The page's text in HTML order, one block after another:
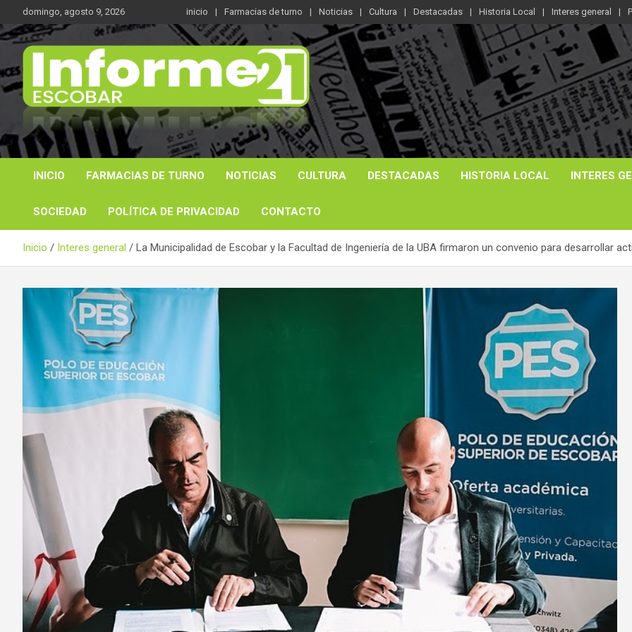
al
contenido
domingo, agosto 9, 2026 inicio Farmacias de turno Noticias Cultura Destacadas Historia Local Interes general
Informe 21
Noticas reales
INICIO FARMACIAS DE TURNO NOTICIAS CULTURA DESTACADAS HISTORIA LOCAL INTERES
SOCIEDAD POLÍTICA DE PRIVACIDAD CONTACTO
Inicio Interes general La Municipalidad de Escobar y la Facultad de Ingeniería de la UBA firmaron un convenio para desarrollar